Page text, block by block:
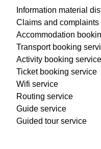
Information material
Claims and
Accommodation
Transport booking
Activity booking service
Ticket booking service
Wifi service
Routing service
Guide service
Guided tour service